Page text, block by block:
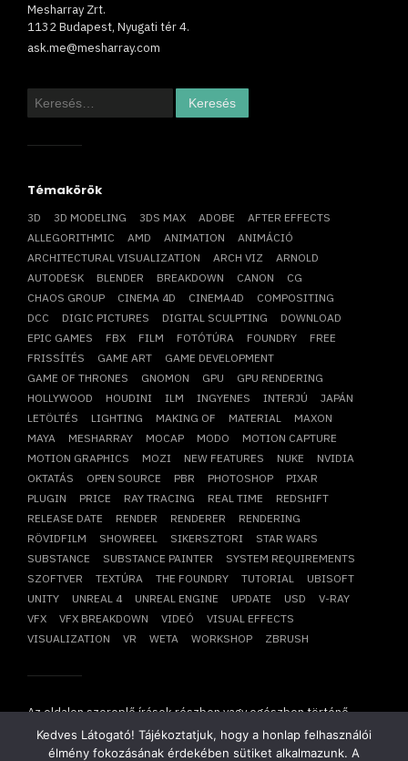
Mesharray Zrt.
1132 Budapest, Nyugati tér 4.
ask.me@mesharray.com
Keresés:
Témakörök
3D 3D MODELING 3DS MAX ADOBE
AFTER EFFECTS
ALLEGORITHMIC
AMD ANIMATION
ANIMÁCIÓ
ARCHITECTURAL VISUALIZATION
ARCH VIZ
ARNOLD
AUTODESK
BLENDER BREAKDOWN CANON
CG
CHAOS GROUP
CINEMA 4D CINEMA4D
COMPOSITING
DCC
DIGIC PICTURES DIGITAL SCULPTING
DOWNLOAD
EPIC GAMES
FBX FILM FOTÓTÚRA FOUNDRY
FREE
FRISSÍTÉS
GAME ART
GAME DEVELOPMENT
GAME OF THRONES
GNOMON GPU
GPU RENDERING
HOLLYWOOD
HOUDINI ILM INGYENES INTERJÚ
JAPÁN
LETÖLTÉS
LIGHTING MAKING OF MATERIAL
MAXON
MAYA
MESHARRAY MOCAP MODO
MOTION CAPTURE
MOTION GRAPHICS
MOZI NEW FEATURES NUKE
NVIDIA
OKTATÁS
OPEN SOURCE PBR PHOTOSHOP
PIXAR
PLUGIN
PRICE RAY TRACING REAL TIME
REDSHIFT
RELEASE DATE
RENDER RENDERER
RENDERING
RÖVIDFILM
SHOWREEL SIKERSZTORI
STAR WARS
SUBSTANCE
SUBSTANCE PAINTER
SYSTEM REQUIREMENTS
SZOFTVER
TEXTÚRA THE FOUNDRY TUTORIAL
UBISOFT
UNITY
UNREAL 4 UNREAL ENGINE UPDATE USD
V-RAY
VFX
VFX BREAKDOWN VIDEÓ
VISUAL EFFECTS
VISUALIZATION
VR WETA WORKSHOP ZBRUSH
Az oldalon szereplő írások részben vagy egészben történő
átvétele, újraközlése csak írásbeli hozzájárulásunkkal
lehetséges!
Kedves Látogató! Tájékoztatjuk, hogy a honlap felhasználói
élmény fokozásának érdekében sütiket alkalmazunk. A